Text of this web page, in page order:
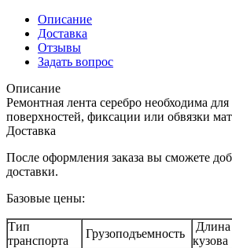
Описание
Доставка
Отзывы
Задать вопрос
Описание
Ремонтная лента серебро необходима
поверхностей, фиксации или обвязки
Доставка
После оформления заказа вы сможете
доставки.
Базовые цены:
Тип
транспорта
Грузоподъемность
Длина
кузова